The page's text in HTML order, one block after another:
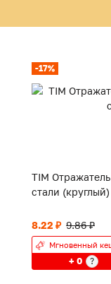
-17%
TIM
стали
8.22 ₽ 9.86 ₽
Мгновенный
+ 0 ?